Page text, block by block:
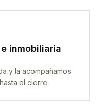
inmobiliaria
y la acompañamos
el cierre.